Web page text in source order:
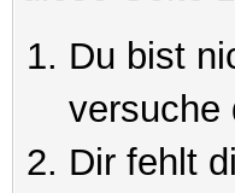
Du bist
versuche
Dir fehlt